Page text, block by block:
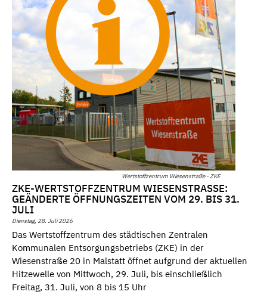
Wertstoffzentrum Wiesenstraße - ZKE
ZKE-WERTSTOFFZENTRUM WIESENSTRASSE: G
EÄNDERTE ÖFFNUNGSZEITEN VOM 29. BIS 31. J
ULI
Dienstag, 28. Juli 2026
Das Wertstoffzentrum des städtischen Zentralen
Kommunalen Entsorgungsbetriebs (ZKE) in der
Wiesenstraße 20 in Malstatt öffnet aufgrund der aktuellen
Hitzewelle von Mittwoch, 29. Juli, bis einschließlich
Freitag, 31. Juli, von 8 bis 15 Uhr